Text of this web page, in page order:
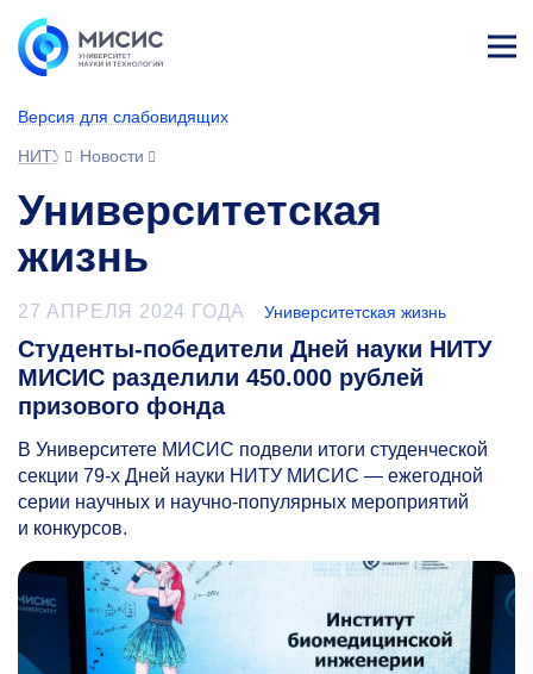
Версия для слабовидящих
НИТУ МИСИС
Новости
Университетская
жизнь
27 АПРЕЛЯ 2024 ГОДА Университетская жизнь
Студенты-победители Дней науки НИТУ
МИСИС разделили 450.000 рублей
призового фонда
В Университете МИСИС подвели итоги студенческой
секции 79-х Дней науки НИТУ МИСИС — ежегодной
серии научных и научно-популярных мероприятий
и конкурсов.